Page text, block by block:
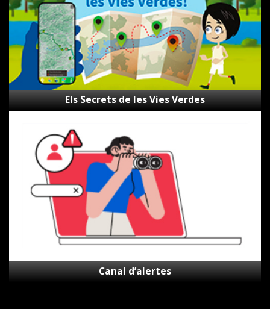
Els Secrets de les Vies Verdes
Canal d’alertes